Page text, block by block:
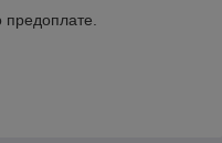
предоплате.